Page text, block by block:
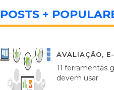
POSTS +
AVALIAÇÃO,
11 ferramentas
devem usar